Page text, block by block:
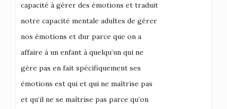
capacité à gérer des émotions et traduit
notre capacité mentale adultes de gérer
nos émotions et dur parce que on a
affaire à un enfant à quelqu’un qui ne
gère pas en fait spécifiquement ses
émotions est qui et qui ne maîtrise pas
et qu’il ne se maîtrise pas parce qu’on